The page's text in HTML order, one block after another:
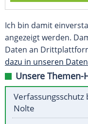
Ich bin damit
angezeigt werden.
Daten an
dazu in unseren
Unsere Themen-
Nolte